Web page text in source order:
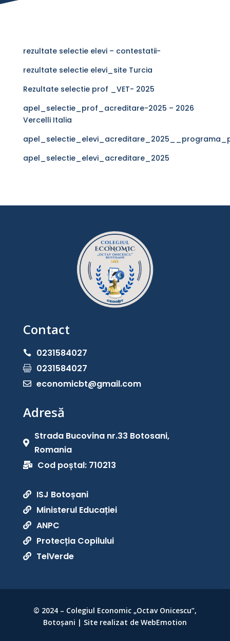
rezultate selectie elevi – contestatii-
rezultate selectie elevi_site Turcia
Rezultate selectie prof _VET- 2025
apel_selectie_prof_acreditare-2025 – 2026
Vercelli Italia
apel_selectie_elevi_acreditare_2025
Contact
 0231584027
 0231584027
 economicbt@gmail.com
Adresă

Strada Bucovina nr.33 Botosani,
Romania
 Cod poștal: 710213
 ISJ Botoșani
 Ministerul Educației
 ANPC
 Protecția Copilului
 TelVerde
© 2024 – Colegiul Economic „Octav Onicescu”,
Botoșani | Site realizat de WebEmotion